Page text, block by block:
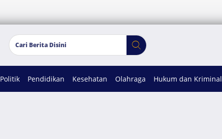
Politik Pendidikan Kesehatan Olahraga Hukum dan Kriminal